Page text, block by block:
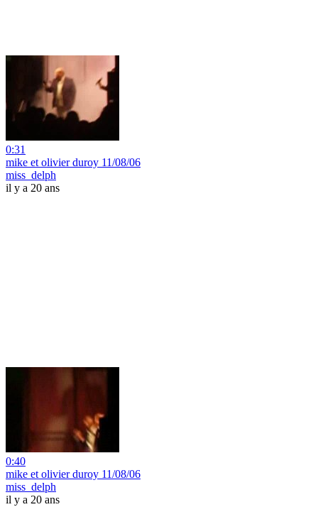
0:31
mike et olivier duroy 11/08/06
miss_delph
il y a 20 ans
0:40
mike et olivier duroy 11/08/06
miss_delph
il y a 20 ans